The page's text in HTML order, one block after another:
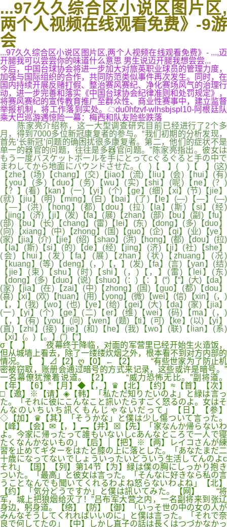
...97久久综合区小说区图片区,
两个人视频在线观看免费》-9游
会
...97久久综合区小说区图片区,两个人视频在线观看免费》- ...,迈
开腿我可以尝尝你的味道什么意思 男生说迈开腿我想尝尝...
今后，中国台球协会将进一步加大对旅英职业球员的管理力度，
加强与国际组织的合作，共同防范类似事件再次发生。同时，在
国内持续开展反赌打假、整治赛风赛纪、净化赛场风气的治理行
动，进一步完善和落实《中国台球协会纪律准则和处罚规定》，
将赛风赛纪的宣传教育推广至群众性、商业性赛事中，建立监督
举报机制，将工作落到实处。☁du0hfzvf-wlhsbjspl10-阿根廷队
乘大巴巡游遇惊险一幕：梅西和队友险些跌落
陈家亮介绍称，这一大型调查研究目前已经进行了2个多
月，得到7000多位新冠康复者的参与。“我们初期的分析发现，
首先‘长新冠’问题的确困扰很多康复者。第二，他们的症状不是
单一的器官的问题，往往是多器官问题。”陈家亮指出。彼女は
もう一度バスケットボールを手にとってcぐるぐると手の中で
まわしてから地面にバウンドさせた。( )【 】( )【 】(这)
【zhe】(场)【chang】(交)【jiao】(流)【liu】(会)【hui】(有)
【you】(多)【duo】(务)【wu】(实)【shi】(呢)【ne】(？)
【？】(看)【kan】(一)【yi】(个)【ge】(细)【xi】(节)【jie】
(就)【jiu】(明)【ming】(白)【bai】(了)【le】(—)【—】(—)
【—】(洪)【hong】(都)【dou】(拉)【la】(斯)【si】(经)
【jing】(济)【ji】(发)【fa】(展)【zhan】(部)【bu】(副)【fu】
(部)【bu】(长)【chang】(雷)【lei】(东)【dong】(多)【duo】
(向)【xiang】(中)【zhong】(国)【guo】(企)【qi】(业)【ye】
(家)【jia】(介)【jie】(绍)【shao】(洪)【hong】(都)【dou】(拉)
【la】(斯)【si】(的)【de】(经)【jing】(济)【ji】(社)【she】
(会)【hui】(发)【fa】(展)【zhan】(状)【zhuang】(况)
【kuang】(等)【deng】(，)【，】(发)【fa】(言)【yan】(结)
【jie】(束)【shu】(时)【shi】(，)【，】(雷)【lei】(东)
【dong】(多)【duo】(说)【shuo】(：)【：】(“)【“】(大)【da】
(家)【jia】(在)【zai】(中)【zhong】(国)【guo】(都)【dou】
(喜)【xi】(欢)【huan】(用)【yong】(微)【wei】(信)【xin】(，)
【，】(我)【wo】(也)【ye】(给)【gei】(大)【da】(家)【jia】
(一)【yi】(个)【ge】(二)【er】(维)【wei】(码)【ma】(，)
【，】(有)【you】(问)【wen】(题)【ti】(可)【ke】(以)【yi】
(直)【zhi】(接)【jie】(和)【he】(我)【wo】(联)【lian】(系)
【xi】(。)【。】(”)【”】
σ【 】 夜幕终于降临，对面的军营里已经开始生火造饭，
但从城墙上看去，除了一缕缕炊烟之外，根本看不到对方内部的
情况。【 】⊿【2】ღ【0】←【2】 “有些世家为了防止机
密被窃取，账册会通过暗号的方式来记录，这些或许是暗号。”
一名幕僚犹豫着说道。【2】 “威力恐怖无比。”副将道。
【年】【6】°【月】◆【，】♛【北】【约】≈【首】【次】
□【邀】※【请】◈【韩】「私ただ知りたいのよ」と緑は言っ
た。「それに彼にこんなこと訊いたらすごく怒るのよ。女はそ
んなのいちいち訊くもんじゃないだって」【日】【参】
◇【加】♛【其】「そうかな」と僕は少し傷ついて言った。
【峰】【会】✉【，】︻【并】☒【先】「家なんか帰らないわ
よ。今家に帰ったって誰もいないしcあんなところで一人で寝
たくなんかないもの」【后】│【把】※【两】レイコさんが練
習を止めてギターをはたと膝の上に落とした。「あなたまだ二
十歳になってないでしょういったいどういう生活してんのよc
それ」【国】【列】第14节【为】緑は僕の胸にしっかり抱き
ついた。「最高」と彼女は言った。「そんなに好きなら私の言
うことなんでも聞いてくれるわよね怒らないわよね」【北】
【约】「気分どうですか」と僕は訊いてみた。【网】 “将
军，城上把狼烟给灭了！”吕布军大营之内，一名副将来到张辽
身边，躬身道。【络】【防】【御】「いっそ世の中の女の人が
みんなそうしてくれればいいのに」と僕は言った。「それで奈
良で何してたの」【中】しかし直子の話は長くはつづかなかっ